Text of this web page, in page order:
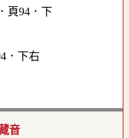
．下右
音